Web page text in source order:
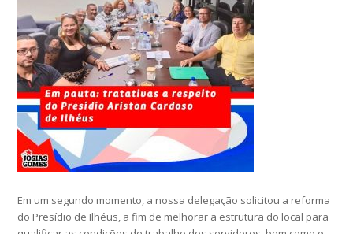
Em um segundo momento, a nossa delegação solicitou a reforma
do Presídio de Ilhéus, a fim de melhorar a estrutura do local para